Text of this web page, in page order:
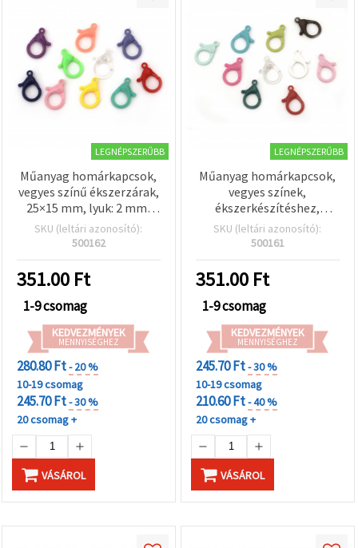
LEGNÉPSZERŰBB
Műanyag homárkapcsok,
vegyes színű ékszerzárak,
25×15 mm, lyuk: 2 mm,
DIY hobby ékszerkellék –
10 db
SKU (leltári azonosító):
500162
351.00 Ft
1-9 csomag
KEDVEZMÉNYEK
MENNYISÉGHEZ
280.80 Ft- 20 %
10-19 csomag
245.70 Ft- 30 %
20 csomag +
VÁSÁROL
LEGNÉPSZERŰBB
Műanyag homárkapcsok,
vegyes színek,
ékszerkészítéshez,
kulcstartókhoz és DIY
kézműves projektekhez,
mm – 10 db
SKU (leltári azonosító):
500161
351.00 Ft
1-9 csomag
KEDVEZMÉNYEK
MENNYISÉGHEZ
245.70 Ft- 30 %
10-19 csomag
210.60 Ft- 40 %
20 csomag +
VÁSÁROL